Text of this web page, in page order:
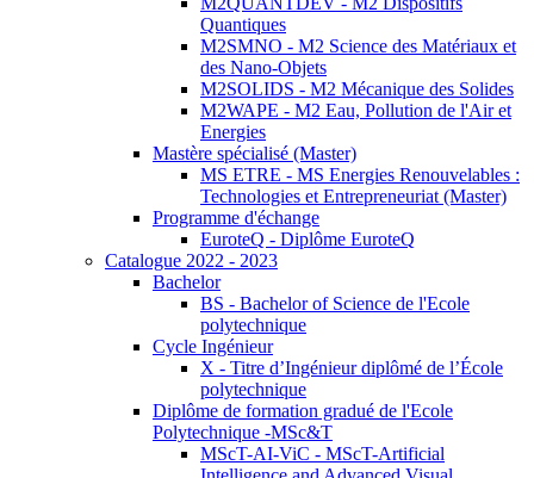
Quantiques
M2SMNO - M2 Science des Matériaux et
des Nano-Objets
M2SOLIDS - M2 Mécanique des Solides
M2WAPE - M2 Eau, Pollution de l'Air et
Energies
Mastère spécialisé (Master)
MS ETRE - MS Energies Renouvelables :
Technologies et Entrepreneuriat (Master)
Programme d'échange
EuroteQ - Diplôme EuroteQ
Catalogue 2022 - 2023
Bachelor
BS - Bachelor of Science de l'Ecole
polytechnique
Cycle Ingénieur
X - Titre d’Ingénieur diplômé de l’École
polytechnique
Diplôme de formation gradué de l'Ecole
Polytechnique -MSc&T
MScT-AI-ViC - MScT-Artificial